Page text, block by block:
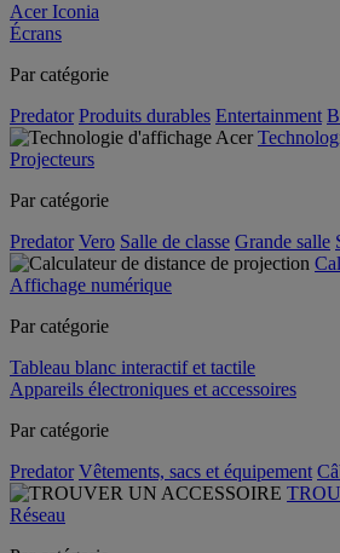
Acer Iconia
Écrans
Par catégorie
Predator Produits durables Entertainment
Projecteurs
Par catégorie
Predator Vero Salle de classe Grande salle
Affichage numérique
Par catégorie
Tableau blanc interactif et tactile
Appareils électroniques et accessoires
Par catégorie
Predator Vêtements, sacs et équipement
Réseau